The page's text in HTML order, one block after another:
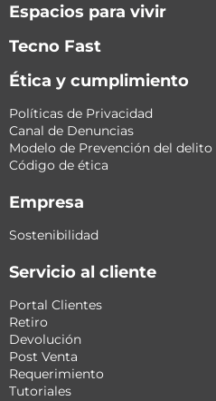
Espacios para vivir
Tecno Fast
Ética y cumplimiento
Políticas de Privacidad
Canal de Denuncias
Modelo de Prevención del delito
Código de ética
Empresa
Sostenibilidad
Servicio al cliente
Portal Clientes
Retiro
Devolución
Post Venta
Requerimiento
Tutoriales